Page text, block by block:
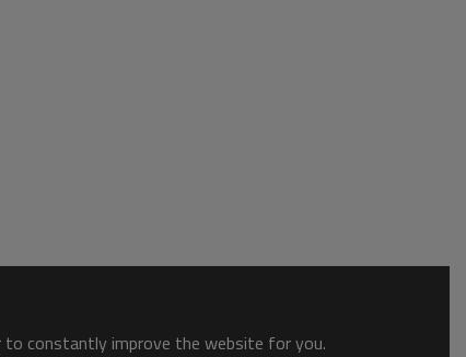
to constantly improve the website for you.